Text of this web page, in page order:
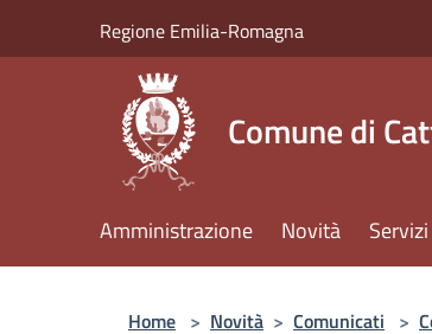
Regione Emilia-Romagna
Comune di
Amministrazione Novità Servizi
Home > Novità > Comunicati >